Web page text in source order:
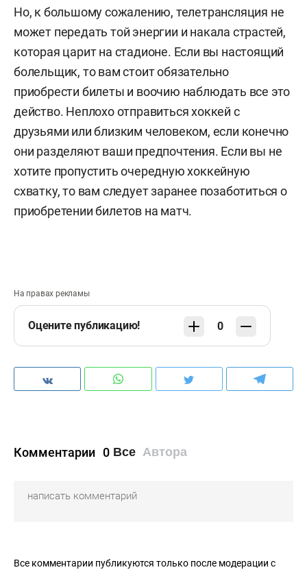
Но, к большому сожалению, телетрансляция не
может передать той энергии и накала страстей,
которая царит на стадионе. Если вы настоящий
болельщик, то вам стоит обязательно
приобрести билеты и воочию наблюдать все это
действо. Неплохо отправиться хоккей с
друзьями или близким человеком, если конечно
они разделяют ваши предпочтения. Если вы не
хотите пропустить очередную хоккейную
схватку, то вам следует заранее позаботиться о
приобретении билетов на матч.
На правах рекламы
Оцените публикацию! 0
Комментарии 0 Все Автора
Все комментарии публикуются только после модерации с